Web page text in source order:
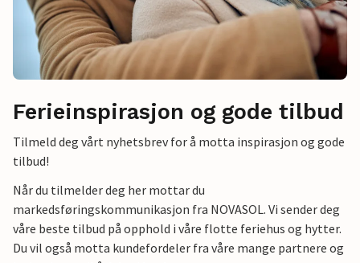
Ferieinspirasjon og gode tilbud
Tilmeld deg vårt nyhetsbrev for å motta inspirasjon og gode
tilbud!
Når du tilmelder deg her mottar du
markedsføringskommunikasjon fra NOVASOL. Vi sender deg
våre beste tilbud på opphold i våre flotte feriehus og hytter.
Du vil også motta kundefordeler fra våre mange partnere og